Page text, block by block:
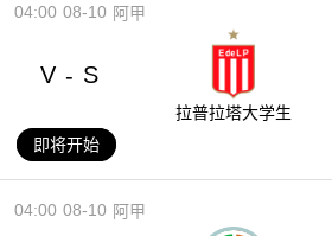
08-10
04:00 阿甲
V - S
拉普拉塔大学生
即将开始
08-10
04:00 阿甲